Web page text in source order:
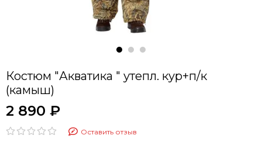
Костюм "Акватика " утепл. кур+п/к
(камыш)
2 890 ₽
Оставить отзыв